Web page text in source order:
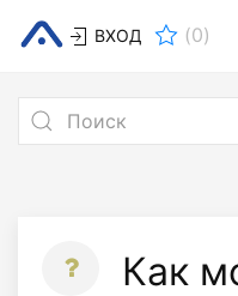
ВХОД (0)
Как